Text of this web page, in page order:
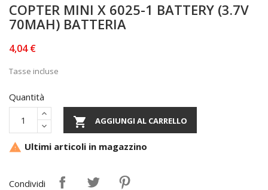
COPTER MINI X 6025-1 BATTERY (3.7V
70MAH) BATTERIA
4,04 €
Tasse incluse
Quantità
 AGGIUNGI AL CARRELLO
 Ultimi articoli in magazzino
Condividi